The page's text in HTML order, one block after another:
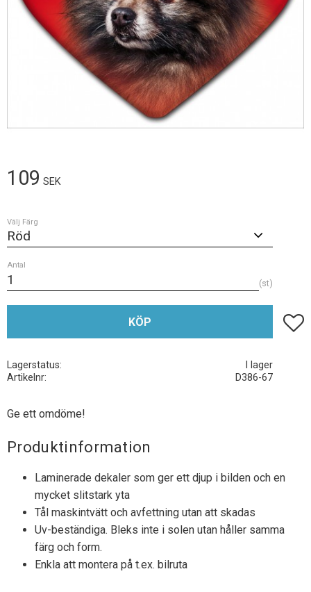
109 SEK
Välj Färg
Antal
st
KÖP Lägg
Lagerstatus
I lager
Artikelnr
D386-67
Ge ett omdöme!
Produktinformation
Laminerade dekaler som ger ett djup i bilden och en
mycket slitstark yta
Tål maskintvätt och avfettning utan att skadas
Uv-beständiga. Bleks inte i solen utan håller samma
färg och form.
Enkla att montera på t.ex. bilruta